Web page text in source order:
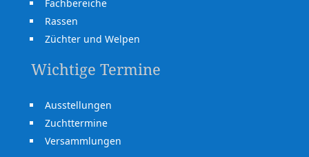
Fachbereiche
Rassen
Züchter und Welpen
Wichtige Termine
Ausstellungen
Zuchttermine
Versammlungen